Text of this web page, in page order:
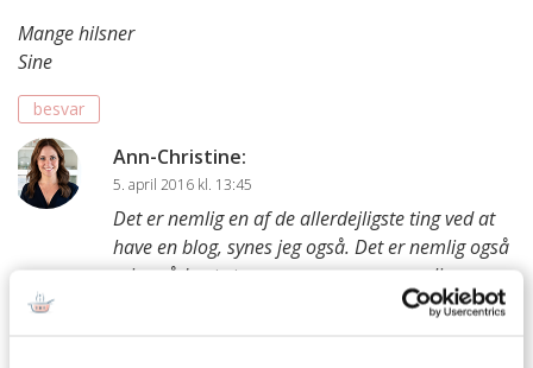
Mange hilsner
Sine
besvar
Ann-Christine:
5. april 2016 kl. 13:45
Det er nemlig en af de allerdejligste ting ved at
have en blog, synes jeg også. Det er nemlig også
min måde at stoppe op og gemme særlige